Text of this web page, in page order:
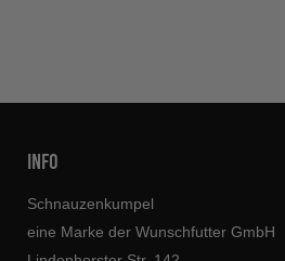
INFO
Schnauzenkumpel
eine Marke der Wunschfutter GmbH